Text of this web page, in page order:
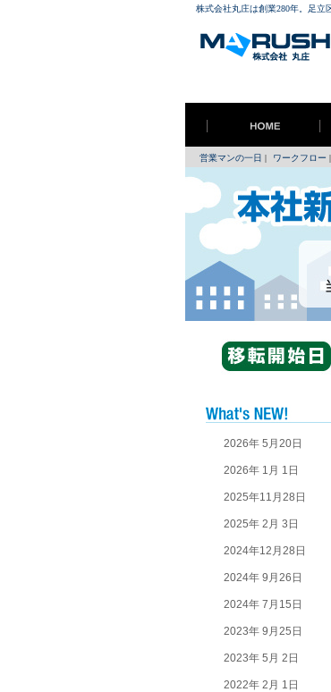
株式会社丸庄は創業280年。足立
営業マンの一日 | ワークフロー |
2026年 5月20日
2026年 1月 1日
2025年11月28日
2025年 2月 3日
2024年12月28日
2024年 9月26日
2024年 7月15日
2023年 9月25日
2023年 5月 2日
2022年 2月 1日